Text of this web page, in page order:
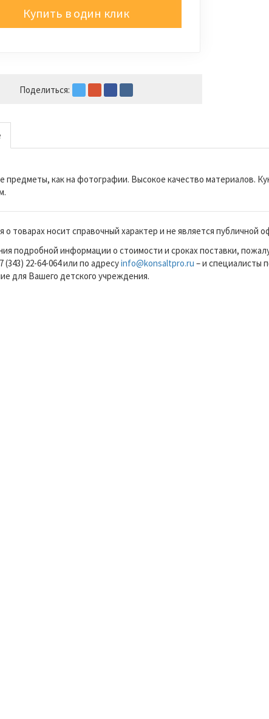
Купить в один клик
Поделиться:
предметы, как на фотографии. Высокое качество материалов.
товарах носит справочный характер и не является публичной
подробной информации о стоимости и сроках поставки,
(343) 22-64-064 или по адресуinfo@konsaltpro.ru – и специалисты
для Вашего детского учреждения.